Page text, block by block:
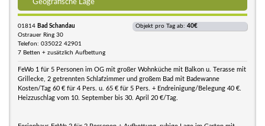
Geografische Lage
01814 Bad Schandau
Ostrauer Ring 30
Telefon: 035022 42901
7 Betten + zusätzlich Aufbettung
Objekt pro Tag ab: 40€
FeWo 1 für 5 Personen im OG mit großer Wohnküche mit Balkon u. Terasse mit
Grillecke, 2 getrennten Schlafzimmer und großem Bad mit Badewanne
Kosten/Tag 60 € für 4 Pers. u. 65 € für 5 Pers. + Endreinigung/Belegung 40 €.
Heizzuschlag vom 10. September bis 30. April 20 €/Tag.